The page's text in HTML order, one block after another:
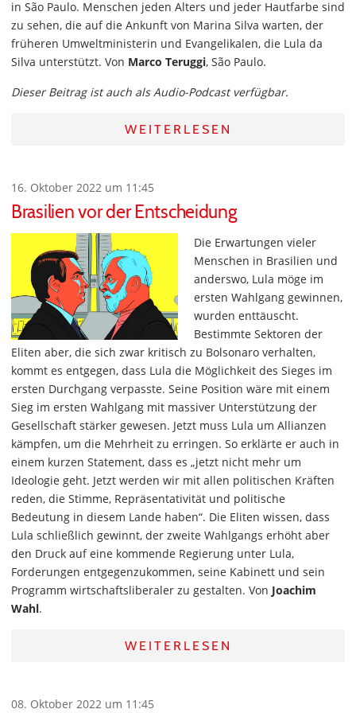
in São Paulo. Menschen jeden Alters und jeder Hautfarbe sind
zu sehen, die auf die Ankunft von Marina Silva warten, der
früheren Umweltministerin und Evangelikalen, die Lula da
Silva unterstützt. Von Marco Teruggi, São Paulo.
Dieser Beitrag ist auch als Audio-Podcast verfügbar.
WEITERLESEN
16. Oktober 2022 um 11:45
Brasilien vor der Entscheidung
Die Erwartungen vieler
Menschen in Brasilien und
anderswo, Lula möge im
ersten Wahlgang gewinnen,
wurden enttäuscht.
Bestimmte Sektoren der
Eliten aber, die sich zwar kritisch zu Bolsonaro verhalten,
kommt es entgegen, dass Lula die Möglichkeit des Sieges im
ersten Durchgang verpasste. Seine Position wäre mit einem
Sieg im ersten Wahlgang mit massiver Unterstützung der
Gesellschaft stärker gewesen. Jetzt muss Lula um Allianzen
kämpfen, um die Mehrheit zu erringen. So erklärte er auch in
einem kurzen Statement, dass es „jetzt nicht mehr um
Ideologie geht. Jetzt werden wir mit allen politischen Kräften
reden, die Stimme, Repräsentativität und politische
Bedeutung in diesem Lande haben“. Die Eliten wissen, dass
Lula schließlich gewinnt, der zweite Wahlgangs erhöht aber
den Druck auf eine kommende Regierung unter Lula,
Forderungen entgegenzukommen, seine Kabinett und sein
Programm wirtschaftsliberaler zu gestalten. Von Joachim
Wahl.
WEITERLESEN
08. Oktober 2022 um 11:45